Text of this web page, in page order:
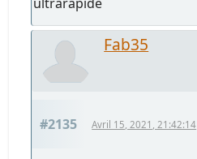
ultrarapide
Fab35
#2135 Avril 15, 2021, 21:42:14